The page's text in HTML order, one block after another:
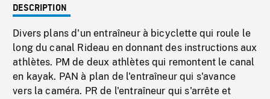
DESCRIPTION
Divers plans d'un entraîneur à bicyclette qui roule le
long du canal Rideau en donnant des instructions aux
athlètes. PM de deux athlètes qui remontent le canal
en kayak. PAN à plan de l'entraîneur qui s'avance
vers la caméra. PR de l'entraîneur qui s'arrête et